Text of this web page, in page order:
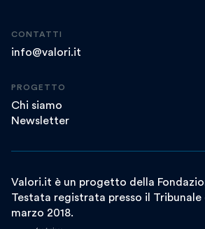
CONTATTI
info@valori.it
PROGETTO
Chi siamo
Newsletter
Valori.it è un progetto della
Testata registrata presso il Tribunale
marzo 2018.